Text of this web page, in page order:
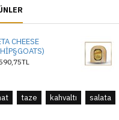
CHEESE
taze kahvaltı salata